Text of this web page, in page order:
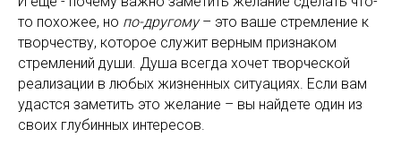
то похожее, но по-другому– это ваше стремление к
творчеству, которое служит верным признаком
стремлений души. Душа всегда хочет творческой
реализации в любых жизненных ситуациях. Если вам
удастся заметить это желание – вы найдете один из
своих глубинных интересов.